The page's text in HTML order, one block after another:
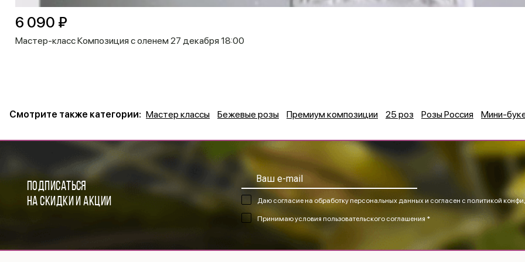
Мастер-класс Композиция с оленем 27 декабря 18:00
6 090 ₽
Смотрите также категории: Мастер классы Бежевые розы Премиум композиции 25 роз Розы Россия Мини-
ПОДПИСАТЬСЯ
НА СКИДКИ И АКЦИИ
Даю согласие на обработку персональных данных и согласен с политикой
Принимаюусловия пользовательского соглашения *